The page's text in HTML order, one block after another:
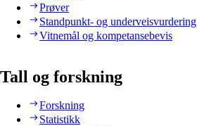
Prøver
Standpunkt- og underveisvurdering
Vitnemål og kompetansebevis
Tall og forskning
Forskning
Statistikk